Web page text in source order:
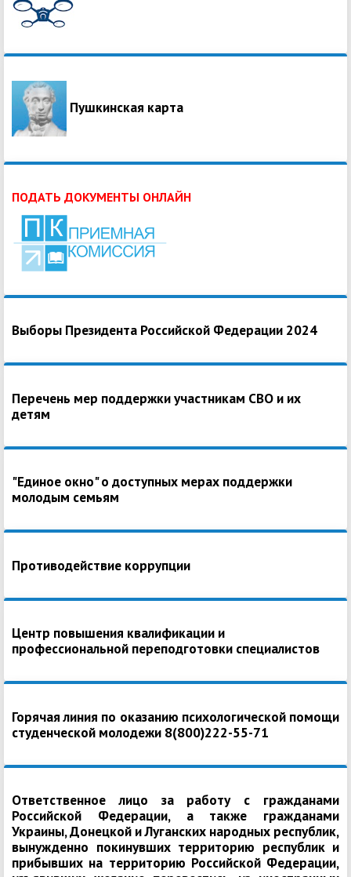
Пушкинская карта
ПОДАТЬ ДОКУМЕНТЫ ОНЛАЙН
Выборы Президента Российской Федерации 2024
Перечень мер поддержки участникам СВО и их
детям
"Единое окно" о доступных мерах поддержки
молодым семьям
Противодействие коррупции
Центр повышения квалификации и
профессиональной переподготовки специалистов
Горячая линия по оказанию психологической помощи
студенческой молодежи 8(800)222-55-71
Ответственное лицо за работу с гражданами
Российской Федерации, а также гражданами
Украины, Донецкой и Луганских народных республик,
вынужденно покинувших территорию республик и
прибывших на территорию Российской Федерации,